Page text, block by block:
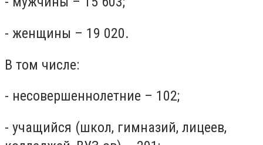
- женщины – 19 020.
В том числе:
- несовершеннолетние – 102;
- учащийся (школ, гимназий, лицеев,